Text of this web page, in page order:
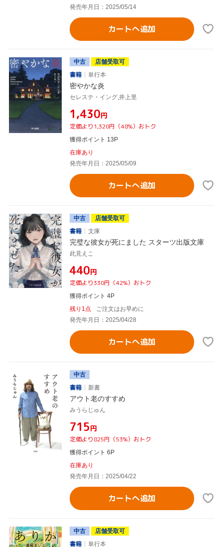
発売年月日：2025/05/14
カートへ追加
中古
店舗受取可
書籍
単行本
密やかな炎
セレステ・イング,井上里
¥1,430円
定価より1,320円（48%）おトク
獲得ポイント 13P
在庫あり
発売年月日：2025/05/09
カートへ追加
中古
店舗受取可
書籍
文庫
完璧な彼女が死にました スターツ出版文庫
此見えこ
¥440円
定価より330円（42%）おトク
獲得ポイント 4P
残り1点
ご注文はお早めに
発売年月日：2025/04/28
カートへ追加
中古
書籍
新書
アウト老のすすめ
みうらじゅん
¥715円
定価より825円（53%）おトク
獲得ポイント 6P
在庫あり
発売年月日：2025/04/22
カートへ追加
中古
店舗受取可
書籍
単行本